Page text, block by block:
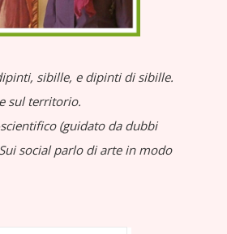
sibille, e dipinti di sibille.
sul territorio.
(guidato da dubbi
Sui social parlo di arte in modo